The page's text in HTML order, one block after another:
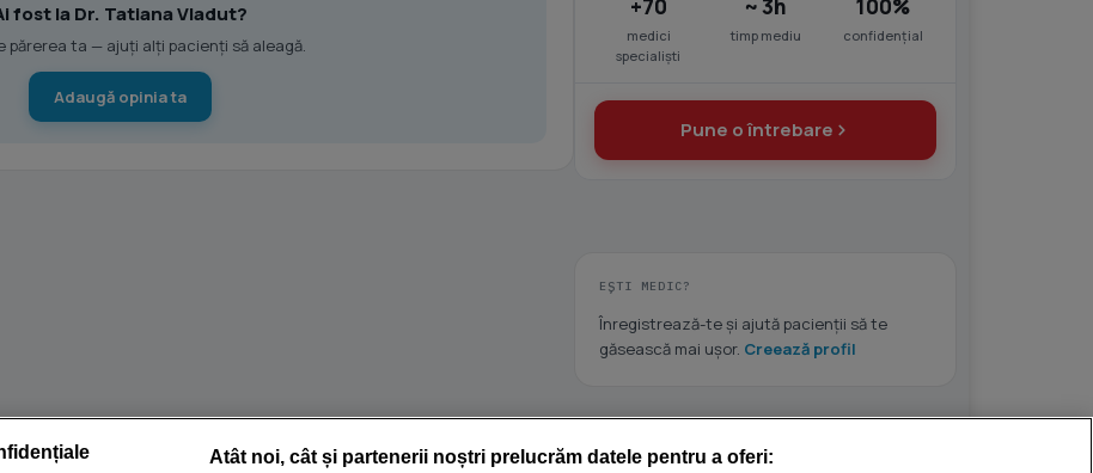
fost la Dr. Tatiana Vladut?
părerea ta — ajuți alți pacienți să aleagă.
Adaugă opinia ta
+70
medici
specialiști
~ 3h
timp mediu
100%
confidențial
Pune o întrebare
EȘTI MEDIC?
Înregistrează-te și ajută pacienții să te
găsească mai ușor. Creează profil
Atât noi, cât și partenerii noștri prelucrăm datele pentru a oferi: